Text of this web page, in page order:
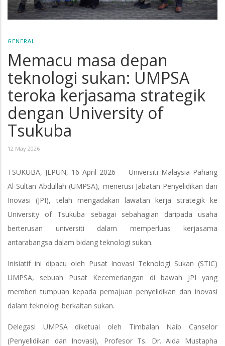
GENERAL
Memacu masa depan
teknologi sukan: UMPSA
teroka kerjasama strategik
dengan University of
Tsukuba
12 May 2026
TSUKUBA, JEPUN, 16 April 2026 — Universiti Malaysia Pahang
Al-Sultan Abdullah (UMPSA), menerusi Jabatan Penyelidikan dan
Inovasi (JPI), telah mengadakan lawatan kerja strategik ke
University of Tsukuba sebagai sebahagian daripada usaha
berterusan universiti dalam memperluas kerjasama
antarabangsa dalam bidang teknologi sukan.
Inisiatif ini dipacu oleh Pusat Inovasi Teknologi Sukan (STIC)
UMPSA, sebuah Pusat Kecemerlangan di bawah JPI yang
memberi tumpuan kepada pemajuan penyelidikan dan inovasi
dalam teknologi berkaitan sukan.
Delegasi UMPSA diketuai oleh Timbalan Naib Canselor
(Penyelidikan dan Inovasi), Profesor Ts. Dr. Aida Mustapha